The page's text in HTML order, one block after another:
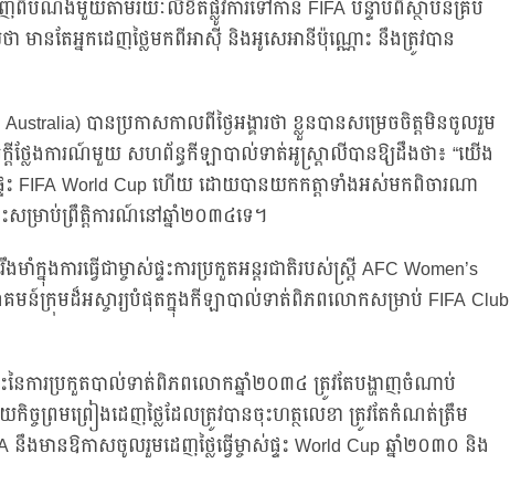
ពីបំណងមួយតាមរយៈលិខិតផ្លូវការទៅកាន់ FIFA បន្ទាប់ពីស្ថាប័នគ្រប់
ានតែអ្នកដេញថ្លៃមកពីអាស៊ី និងអូសេអានីប៉ុណ្ណោះ នឹងត្រូវបាន
បានប្រកាសកាលពីថ្ងៃអង្គារថា ខ្លួនបានសម្រេចចិត្តមិនចូលរួម
េចក្តីថ្លែងការណ៍មួយ សហព័ន្ធកីឡាបាល់ទាត់អូស្ត្រាលីបានឱ្យដឹងថា៖ “យើង
ស់ផ្ទះ FIFA World Cup ហើយ ដោយបានយកកត្តាទាំងអស់មកពិចារណា
សម្រាប់ព្រឹត្តិការណ៍នៅឆ្នាំ២០៣៤ទេ។
ងការធ្វើជាម្ចាស់ផ្ទះការប្រកួតអន្តរជាតិរបស់ស្ត្រី AFC Women’s
មន៍ក្រុមដ៏អស្ចារ្យបំផុតក្នុងកីឡាបាល់ទាត់ពិភពលោកសម្រាប់ FIFA Club
ះនៃការប្រកួតបាល់ទាត់ពិភពលោកឆ្នាំ២០៣៤ ត្រូវតែបង្ហាញចំណាប់
កិច្ចព្រមព្រៀងដេញថ្លៃដែលត្រូវបានចុះហត្ថលេខា ត្រូវតែកំណត់ត្រឹម
នឹងមានឱកាសចូលរួមដេញថ្លៃធ្វើម្ចាស់ផ្ទះ World Cup ឆ្នាំ២០៣០ និង